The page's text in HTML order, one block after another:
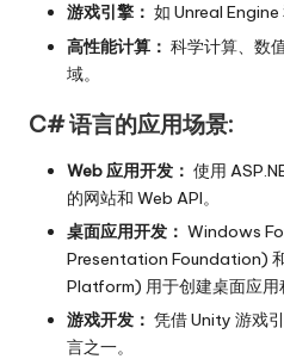
游戏引擎： 如 Unreal Engine
高性能计算： 科学计算、数
域。
C# 语言的应用场景:
Web 应用开发： 使用
的网站和 Web API。
桌面应用开发： Windows
Presentation Foundation)
Platform) 用于创建桌面应用
游戏开发： 凭借 Unity 游戏
言之一。